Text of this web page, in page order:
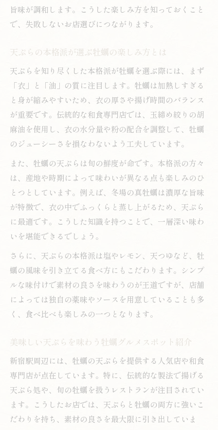
ント
牡蠣の天ぷらが今人気の理由を徹底解説
び方
牡蠣天ぷらを味わい尽くすための秘訣
新宿駅周辺の天ぷらと牡蠣の名店選びのポ
天ぷら通が薦める牡蠣の美味しい楽しみ方
術
初めてでも安心な牡蠣天ぷら選びのコツ
天ぷら初心者でも安心な牡蠣選びのポイン
ト
新宿駅で失敗しない牡蠣天ぷらの選び方解
天ぷら好きが教える牡蠣の選定基準とは
牡蠣天ぷらを美味しく味わう注文のコツ
はじめての天ぷら牡蠣体験を満喫する方法
素材の旨味際立つ天ぷらで牡蠣を味わう方法
天ぷらだからこそ際立つ牡蠣の美味しさと
は
新宿駅で味わう天ぷら職人仕込みの牡蠣技
法
素材本来の味を楽しむ牡蠣天ぷらのポイン
ト
旨味が調和します。こうした楽しみ方を知っておくこと
で、失敗しないお店選びにつながります。
天ぷらの本格派が選ぶ牡蠣の楽しみ方とは
天ぷらを知り尽くした本格派が牡蠣を選ぶ際には、まず
「衣」と「油」の質に注目します。牡蠣は加熱しすぎる
と身が縮みやすいため、衣の厚さや揚げ時間のバランス
が重要です。伝統的な和食専門店では、玉締め絞りの胡
麻油を使用し、衣の水分量や粉の配合を調整して、牡蠣
のジューシーさを損なわないよう工夫しています。
また、牡蠣の天ぷらは旬の鮮度が命です。本格派の方々
は、産地や時期によって味わいが異なる点も楽しみのひ
とつとしています。例えば、冬場の真牡蠣は濃厚な旨味
が特徴で、衣の中でふっくらと蒸し上がるため、天ぷら
に最適です。こうした知識を持つことで、一層深い味わ
いを堪能できるでしょう。
さらに、天ぷらの本格派は塩やレモン、天つゆなど、牡
蠣の風味を引き立てる食べ方にもこだわります。シンプ
ルな味付けで素材の良さを味わうのが王道ですが、店舗
によっては独自の薬味やソースを用意していることも多
く、食べ比べも楽しみの一つとなります。
美味しい天ぷらを味わう牡蠣グルメスポット紹介
新宿駅周辺には、牡蠣の天ぷらを提供する人気店や和食
専門店が点在しています。特に、伝統的な製法で揚げる
天ぷら処や、旬の牡蠣を扱うレストランが注目されてい
ます。こうしたお店では、天ぷらと牡蠣の両方に強いこ
だわりを持ち、素材の良さを最大限に引き出していま